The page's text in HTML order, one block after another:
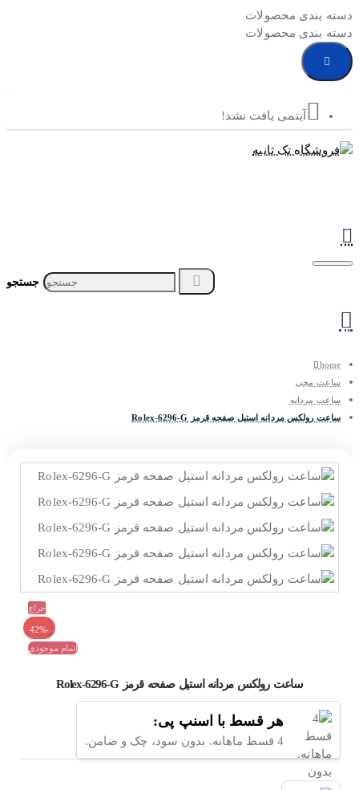
دسته بندی محصولات
دسته بندی محصولات
آیتمی یافت نشد!
home
ساعت مچی
ساعت مردانه
ساعت رولکس مردانه استیل صفحه قرمز Rolex-6296-G
حراج
-42%
اتمام موجودی
ساعت رولکس مردانه استیل صفحه قرمز Rolex-6296-G
هر قسط با اسنپ پی:
4 قسط ماهانه. بدون سود، چک و ضامن.